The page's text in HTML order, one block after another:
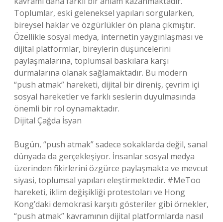
Toplumlar, eski geleneksel yapıları sorgularken,
bireysel haklar ve özgürlükler ön plana çıkmıştır.
Özellikle sosyal medya, internetin yaygınlaşması ve
dijital platformlar, bireylerin düşüncelerini
paylaşmalarına, toplumsal baskılara karşı
durmalarına olanak sağlamaktadır. Bu modern
“push atmak” hareketi, dijital bir direniş, çevrim içi
sosyal hareketler ve farklı seslerin duyulmasında
önemli bir rol oynamaktadır.
Dijital Çağda İsyan
Bugün, “push atmak” sadece sokaklarda değil, sanal
dünyada da gerçekleşiyor. İnsanlar sosyal medya
üzerinden fikirlerini özgürce paylaşmakta ve mevcut
siyasi, toplumsal yapıları eleştirmektedir. #MeToo
hareketi, iklim değişikliği protestoları ve Hong
Kong’daki demokrasi karşıtı gösteriler gibi örnekler,
“push atmak” kavramının dijital platformlarda nasıl